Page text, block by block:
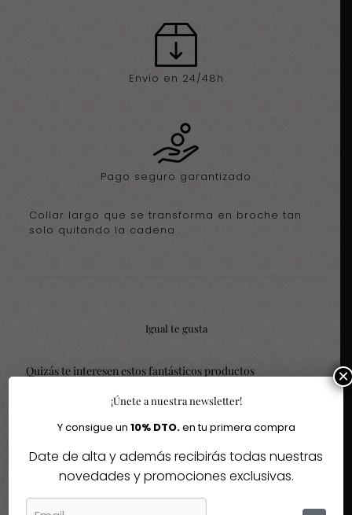
Envío en 24/48h
Pago seguro garantizado
Collar largo que se transforma en broche tan
solo quitando la cadena .
Igual te gusta
Quizás te interesen estos fantásticos productos
¡Únete a nuestra newsletter!
Y consigue un 10% DTO.en tu primera compra
Date de alta y además recibirás todas nuestras
novedades y promociones exclusivas.
×